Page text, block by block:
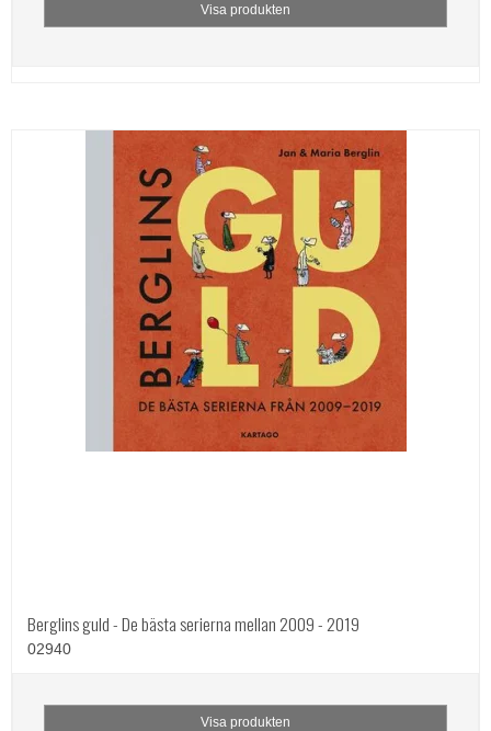
Visa produkten
Berglins guld - De bästa serierna mellan 2009 - 2019
02940
Visa produkten